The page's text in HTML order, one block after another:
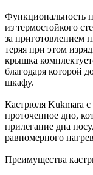
Функциональность
из термостойкого
за приготовлением
теряя при этом
крышка
благодаря которой
шкафу.
Кастрюля Kukmara
проточенное дно,
прилегание дна
равномерного
Преимущества